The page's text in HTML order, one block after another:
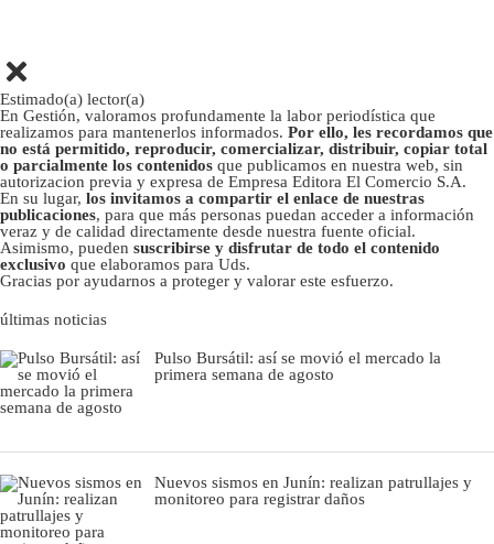
Estimado(a) lector(a)
En Gestión, valoramos profundamente la labor periodística que
realizamos para mantenerlos informados. Por ello, les recordamos que
no está permitido, reproducir, comercializar, distribuir, copiar total
o parcialmente los contenidos que publicamos en nuestra web, sin
autorizacion previa y expresa de Empresa Editora El Comercio S.A.
En su lugar, los invitamos a compartir el enlace de nuestras
publicaciones, para que más personas puedan acceder a información
veraz y de calidad directamente desde nuestra fuente oficial.
Asimismo, pueden suscribirse y disfrutar de todo el contenido
exclusivo que elaboramos para Uds.
Gracias por ayudarnos a proteger y valorar este esfuerzo.
últimas noticias
Pulso Bursátil: así se movió el mercado la
primera semana de agosto
Nuevos sismos en Junín: realizan patrullajes y
monitoreo para registrar daños